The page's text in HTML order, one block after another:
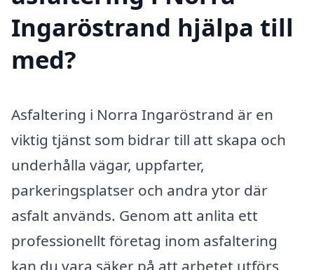
Ingaröstrand hjälpa till
med?
Asfaltering i Norra Ingaröstrand är en
viktig tjänst som bidrar till att skapa och
underhålla vägar, uppfarter,
parkeringsplatser och andra ytor där
asfalt används. Genom att anlita ett
professionellt företag inom asfaltering
kan du vara säker på att arbetet utförs